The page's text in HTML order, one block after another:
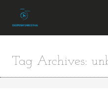
Tag Archives: